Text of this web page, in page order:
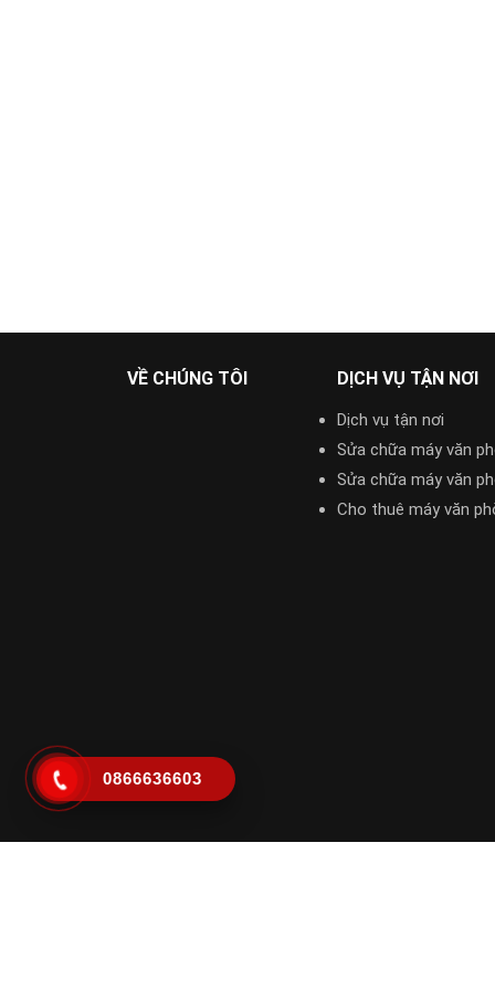
VỀ CHÚNG TÔI DỊCH VỤ TẬN NƠI
Dịch vụ tận nơi
Sửa chữa máy văn
Sửa chữa máy văn
Cho thuê máy văn
0866636603